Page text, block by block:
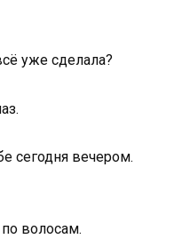
уже сделала?
сегодня вечером.
волосам.